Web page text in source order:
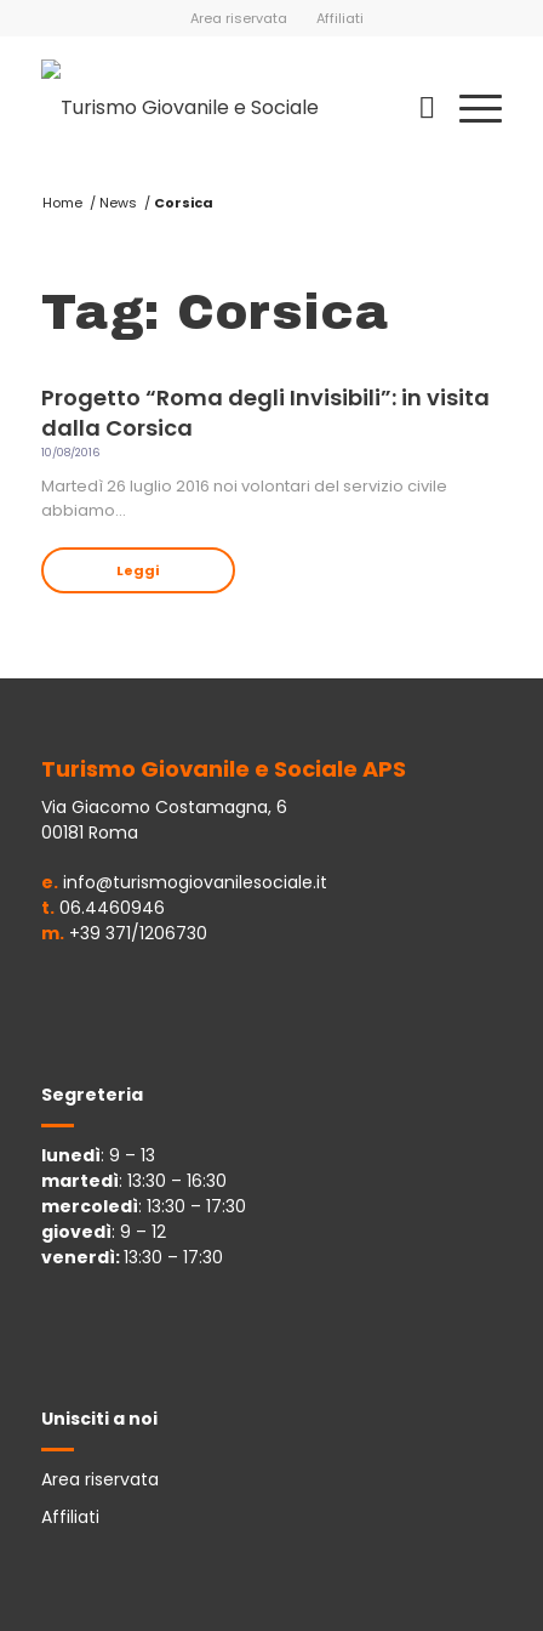
Area riservata Affiliati
Home / News / Corsica
Tag: Corsica
Progetto “Roma degli Invisibili”: in visita
dalla Corsica
10/08/2016
Martedì 26 luglio 2016 noi volontari del servizio civile
abbiamo…
Leggi
Turismo Giovanile e Sociale APS
Via Giacomo Costamagna, 6
00181 Roma
e.info@turismogiovanilesociale.it
t.06.4460946
m.+39 371/1206730
Segreteria
lunedì: 9 – 13
martedì: 13:30 – 16:30
mercoledì: 13:30 – 17:30
giovedì: 9 – 12
venerdì:13:30 – 17:30
Unisciti a noi
Area riservata
Affiliati